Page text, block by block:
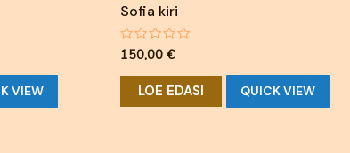
VIEW
Sofia kiri
Hinnanguga
0
/
150,00 €
LOE EDASI QUICK VIEW